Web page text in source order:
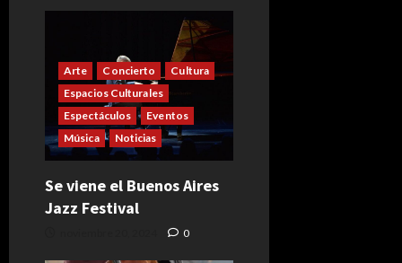
Arte Concierto
Cultura
Espacios Culturales
Espectáculos
Eventos
Música
Noticias
Se viene el Buenos Aires
Jazz Festival
0